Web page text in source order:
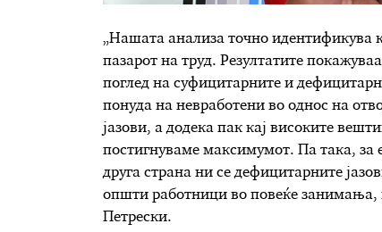
„Нашата анализа точно идентификува
пазарот на труд. Резултатите
поглед на суфицитарните и
понуда на невработени во однос на
јазови, а додека пак кај високите
постигнуваме максимумот. Па така,
друга страна ни се дефицитарните
општи работници во повеќе занимања,
Петрески.